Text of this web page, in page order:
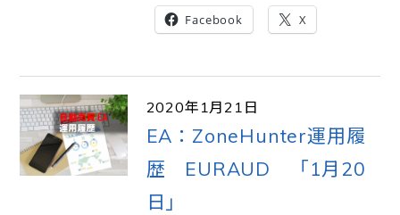
Facebook X
2020年1月21日
EA：ZoneHunter運用履
歴 EURAUD 「1月20
日」